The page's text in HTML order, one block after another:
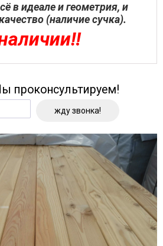
в идеале и геометрия, и
(наличие сучка).
проконсультируем!
жду звонка!